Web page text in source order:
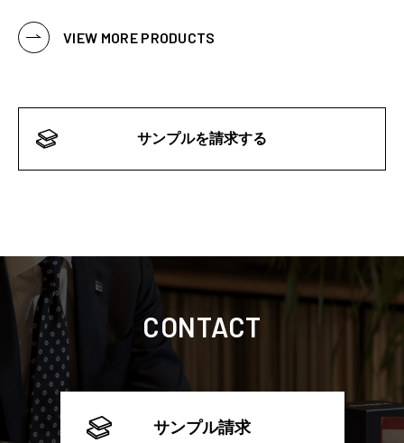
VIEW MORE PRODUCTS
サンプルを請求する
CONTACT
サンプル請求